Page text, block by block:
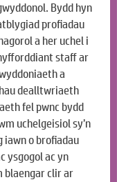
Bydd hyn
profiadau
a her uchel i
staff ar
a
dealltwriaeth
fel pwnc bydd
uchelgeisiol sy’n
iawn o brofiadau
ysgogol ac yn
blaengar clir ar